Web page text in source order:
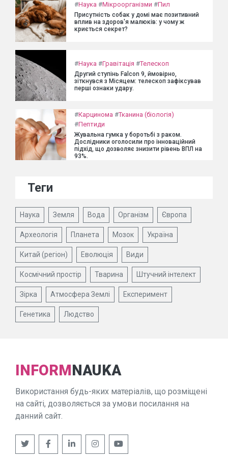
#Наука #Мікроорганізми #Пил
Присутність собак у домі має позитивний
вплив на здоров'я малюків: у чому ж
криється секрет?
#Наука #Гравітація #Телескоп
Другий ступінь Falcon 9, ймовірно,
зіткнувся з Місяцем: телескоп зафіксував
перші ознаки удару.
#Карцинома #Тканина (біологія)
#Пептиди
Жувальна гумка у боротьбі з раком.
Дослідники оголосили про інноваційний
підхід, що дозволяє знизити рівень ВПЛ на
93%.
Теги
Наука Земля Вода Організм Європа
Археологія Планета Мозок Україна
Китай (регіон) Еволюція Види
Космічний простір Тварина Штучний інтелект
Зірка Атмосфера Землі Експеримент
Генетика Людство
INFORMNAUKA
Використання будь-яких матеріалів, що розміщені
на сайті, дозволяється за умови посилання на
данний сайт.